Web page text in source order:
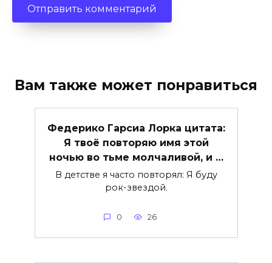
Вам также может понравиться
Федерико Гарсиа Лорка цитата:
Я твоё повторяю имя этой
ночью во тьме молчаливой, и …
В детстве я часто повторял: Я буду
рок-звездой.
0 26